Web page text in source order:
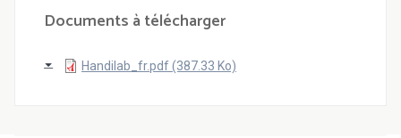
Documents à télécharger
Handilab_fr.pdf (387.33 Ko)